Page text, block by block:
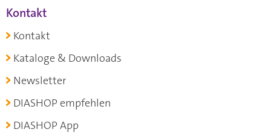
Kontakt
Kontakt
Kataloge & Downloads
Newsletter
DIASHOP empfehlen
DIASHOP App